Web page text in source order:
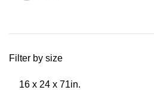
Filter by size
16 x 24 x 71in.